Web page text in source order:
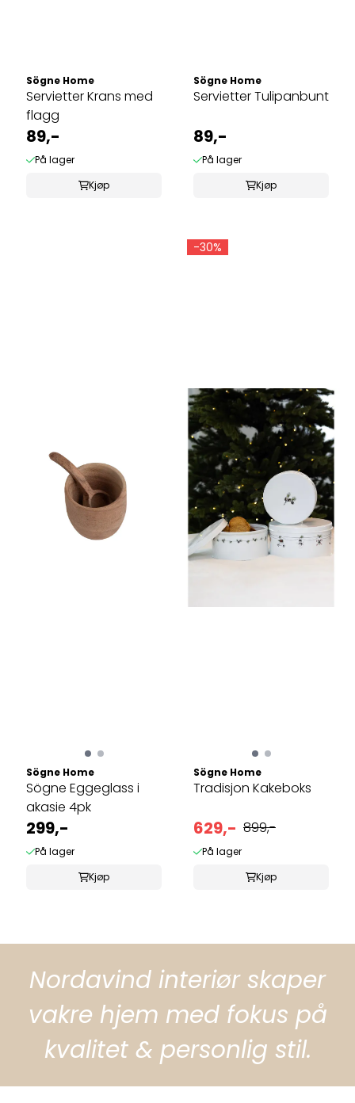
Sögne Home
Servietter Krans med
flagg
89,-
På lager
Kjøp
Sögne Home
Servietter Tulipanbunt
89,-
På lager
Kjøp
Sögne Home
Sögne Eggeglass i
akasie 4pk
299,-
På lager
Kjøp
-30%
Sögne Home
Tradisjon Kakeboks
629,- 899,-
På lager
Kjøp
Nordavind interiør skaper
vakre hjem med fokus på
kvalitet & personlig stil.